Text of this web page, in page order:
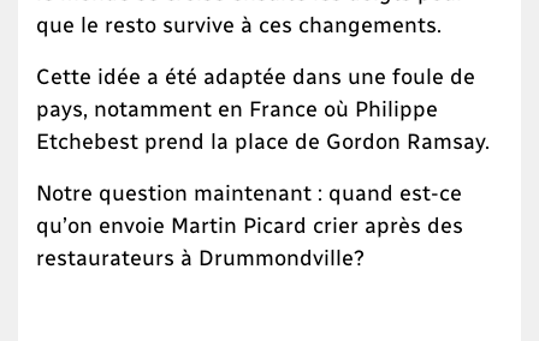
que le resto survive à ces changements.
Cette idée a été adaptée dans une foule de
pays, notamment en France où Philippe
Etchebest prend la place de Gordon Ramsay.
Notre question maintenant : quand est-ce
qu’on envoie Martin Picard crier après des
restaurateurs à Drummondville?